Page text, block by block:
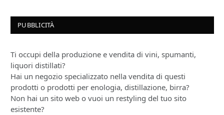
PUBBLICITÀ
Ti occupi della produzione e vendita di vini, spumanti,
liquori distillati?
Hai un negozio specializzato nella vendita di questi
prodotti o prodotti per enologia, distillazione, birra?
Non hai un sito web o vuoi un restyling del tuo sito
esistente?